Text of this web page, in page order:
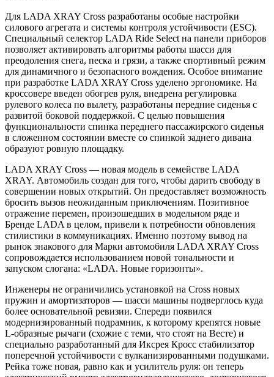
Для LADA XRAY Cross разработаны особые настройки
силового агрегата и системы контроля устойчивости (ESC).
Специальный селектор LADA Ride Select на панели приборов
позволяет активировать алгоритмы работы шасси для
преодоления снега, песка и грязи, а также спортивный режим
для динамичного и безопасного вождения. Особое внимание
при разработке LADA XRAY Cross уделено эргономике. На
кроссовере введен обогрев руля, внедрена регулировка
рулевого колеса по вылету, разработаны передние сиденья с
развитой боковой поддержкой. С целью повышения
функциональности спинка переднего пассажирского сиденья
в сложенном состоянии вместе со спинкой заднего дивана
образуют ровную площадку.
LADA XRAY Cross — новая модель в семействе LADA
XRAY. Автомобиль создан для того, чтобы дарить свободу в
совершении новых открытий. Он предоставляет возможность
бросить вызов неожиданным приключениям. Позитивное
отражение перемен, произошедших в модельном ряде и
Бренде LADA в целом, привели к потребности обновления
стилистики в коммуникациях. Именно поэтому вывод на
рынок знакового для Марки автомобиля LADA XRAY Cross
сопровождается использованием новой тональности и
запуском слогана: «LADA. Новые горизонты».
Инженеры не ограничились установкой на Cross новых
пружин и амортизаторов — шасси машины подверглось куда
более основательной ревизии. Спереди появился
модернизированный подрамник, к которому крепятся новые
L-образные рычаги (схожие с теми, что стоят на Весте) и
специально разработанный для Иксрея Кросс стабилизатор
поперечной устойчивости с вулканизированными подушками.
Рейка тоже новая, равно как и усилитель руля: он теперь